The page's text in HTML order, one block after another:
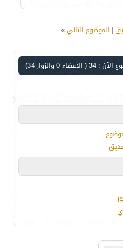
| الموضوع التالي»
: 34 ( الأعضاء 0 والزوار 34)